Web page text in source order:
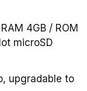
4GB / ROM
microSD
upgradable to